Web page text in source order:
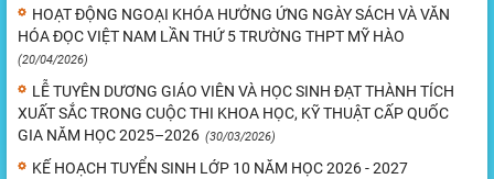
HOẠT ĐỘNG NGOẠI KHÓA HƯỞNG ỨNG NGÀY SÁCH VÀ VĂN
HÓA ĐỌC VIỆT NAM LẦN THỨ 5 TRƯỜNG THPT MỸ HÀO
(20/04/2026)
LỄ TUYÊN DƯƠNG GIÁO VIÊN VÀ HỌC SINH ĐẠT THÀNH TÍCH
XUẤT SẮC TRONG CUỘC THI KHOA HỌC, KỸ THUẬT CẤP QUỐC
GIA NĂM HỌC 2025–2026 (30/03/2026)
KẾ HOẠCH TUYỂN SINH LỚP 10 NĂM HỌC 2026 - 2027